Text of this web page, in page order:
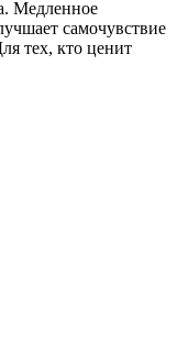
Медленное
самочувствие
тех, кто ценит